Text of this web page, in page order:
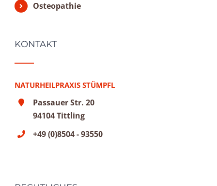
Osteopathie
KONTAKT
NATURHEILPRAXIS STÜMPFL
Passauer Str. 20
94104 Tittling
+49 (0)8504 - 93550